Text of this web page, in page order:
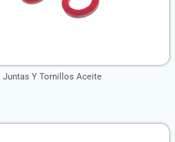
Juntas Y Tornillos Aceite